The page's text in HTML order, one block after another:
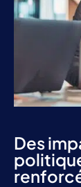
Des